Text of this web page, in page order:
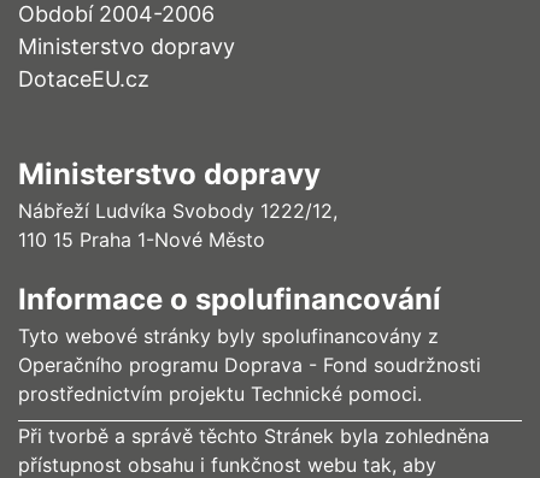
Období 2004-2006
Ministerstvo dopravy
DotaceEU.cz
Ministerstvo dopravy
Nábřeží Ludvíka Svobody 1222/12,
110 15 Praha 1-Nové Město
Informace o spolufinancování
Tyto webové stránky byly spolufinancovány z
Operačního programu Doprava - Fond soudržnosti
prostřednictvím projektu Technické pomoci.
Při tvorbě a správě těchto Stránek byla zohledněna
přístupnost obsahu i funkčnost webu tak, aby